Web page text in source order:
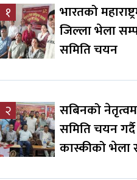
१
भारतको
जिल्ला भेला
समिति चयन
२
सबिनको
समिति चयन
कास्कीको भेला